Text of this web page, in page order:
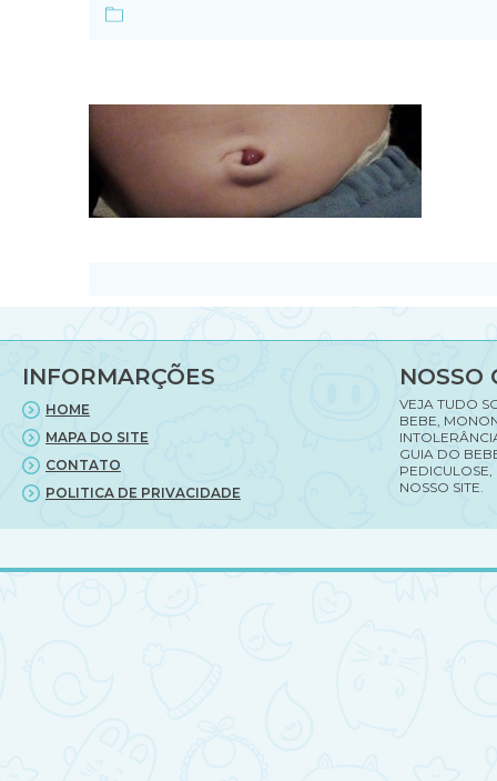
INFORMARÇÕES
HOME
MAPA DO SITE
CONTATO
POLITICA DE PRIVACIDADE
NOSSO
VEJA TUDO
BEBE,
GUIA DO
PEDICULOSE,
NOSSO SITE.